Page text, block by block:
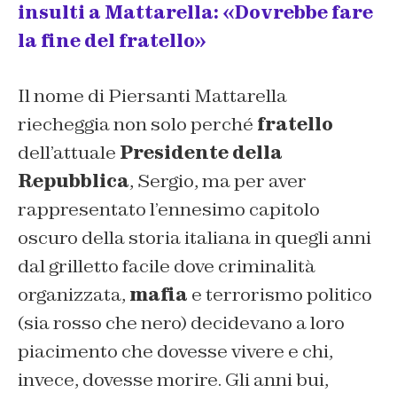
insulti a Mattarella: «Dovrebbe fare
la fine del fratello»
Il nome di Piersanti Mattarella
riecheggia non solo perché fratello
dell’attuale Presidente della
Repubblica, Sergio, ma per aver
rappresentato l’ennesimo capitolo
oscuro della storia italiana in quegli anni
dal grilletto facile dove criminalità
organizzata, mafia e terrorismo politico
(sia rosso che nero) decidevano a loro
piacimento che dovesse vivere e chi,
invece, dovesse morire. Gli anni bui,